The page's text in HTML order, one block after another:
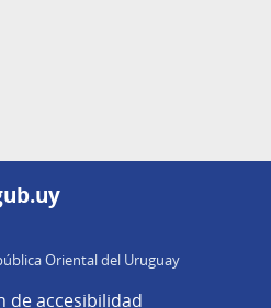
Oriental del Uruguay
de accesibilidad